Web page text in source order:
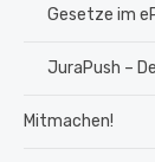
Gesetze im
JuraPush –
Mitmachen!